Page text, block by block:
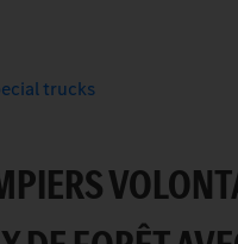
trucks